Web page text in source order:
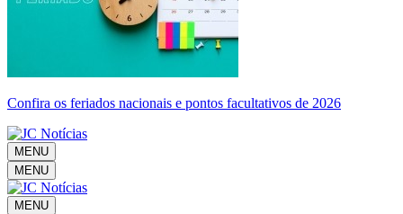
Confira os feriados nacionais e pontos facultativos de 2026
MENU
MENU
MENU